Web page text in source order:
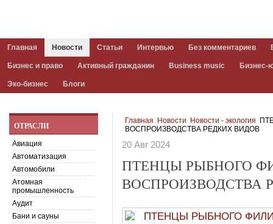
Главная Новости Статьи Интервью Без комментариев
Бизнес и право Активный гражданин Business music Бизнес-
Эко-бизнес Блоги
Главная Новости Новости - экология
ВОСПРОИЗВОДСТВА РЕДКИХ ВИДОВ
20 Авг 2024
ПТЕНЦЫ РЫБНОГО
ВОСПРОИЗВОДСТВА
ОТРАСЛИ
Авиация
Автоматизация
Автомобили
Атомная
промышленность
Аудит
Бани и сауны